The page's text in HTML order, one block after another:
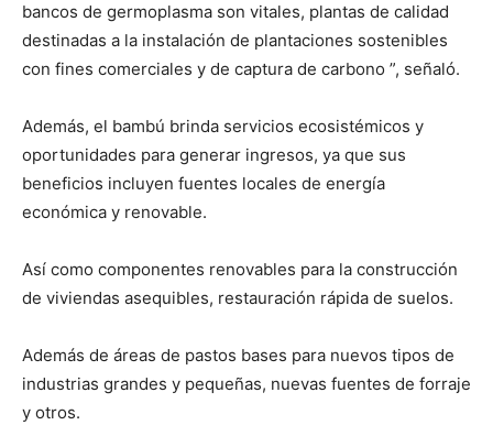
bancos de germoplasma son vitales, plantas de calidad
destinadas a la instalación de plantaciones sostenibles
con fines comerciales y de captura de carbono ”, señaló.
Además, el bambú brinda servicios ecosistémicos y
oportunidades para generar ingresos, ya que sus
beneficios incluyen fuentes locales de energía
económica y renovable.
Así como componentes renovables para la construcción
de viviendas asequibles, restauración rápida de suelos.
Además de áreas de pastos bases para nuevos tipos de
industrias grandes y pequeñas, nuevas fuentes de forraje
y otros.